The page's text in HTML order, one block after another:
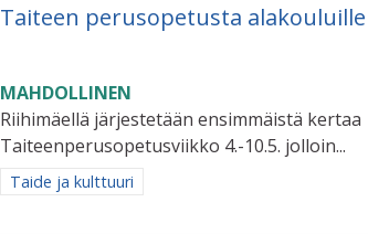
Taiteen perusopetusta alakouluille
MAHDOLLINEN
Riihimäellä järjestetään ensimmäistä kertaa
Taiteenperusopetusviikko 4.-10.5. jolloin...
Rajaa tulokset aihepiirin mukaan: Taide ja kulttuuri
Taide ja kulttuuri